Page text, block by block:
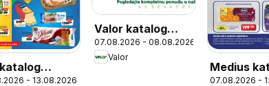
akcija
- 13.08.2026
Valor katalog
Vikend akcija
07.08.2026 - 08.08.2026
Valor
Medius
Cene koje
07.08.2026 -